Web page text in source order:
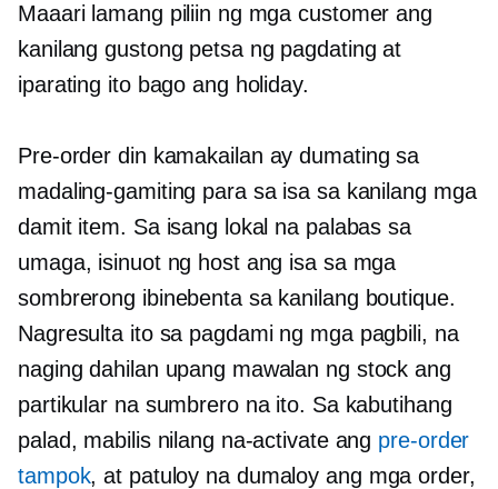
Maaari lamang piliin ng mga customer ang
kanilang gustong petsa ng pagdating at
iparating ito bago ang holiday.
Pre-order din kamakailan ay dumating sa
madaling-gamiting para sa isa sa kanilang mga
damit item. Sa isang lokal na palabas sa
umaga, isinuot ng host ang isa sa mga
sombrerong ibinebenta sa kanilang boutique.
Nagresulta ito sa pagdami ng mga pagbili, na
naging dahilan upang mawalan ng stock ang
partikular na sumbrero na ito. Sa kabutihang
palad, mabilis nilang na-activate ang pre-order
tampok, at patuloy na dumaloy ang mga order,